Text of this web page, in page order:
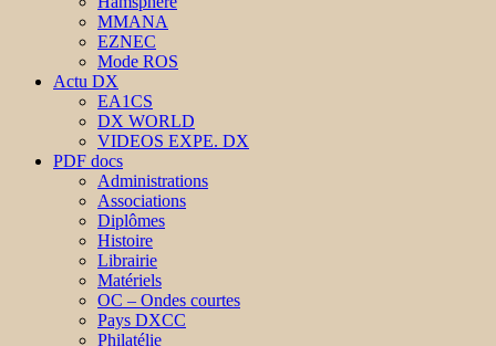
MMANA
EZNEC
Mode ROS
Actu DX
EA1CS
DX WORLD
VIDEOS EXPE. DX
PDF docs
Administrations
Associations
Diplômes
Histoire
Librairie
Matériels
OC – Ondes courtes
Pays DXCC
Philatélie